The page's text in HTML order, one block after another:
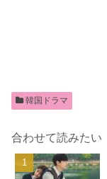
韓国ドラマ
合わせて読みたい